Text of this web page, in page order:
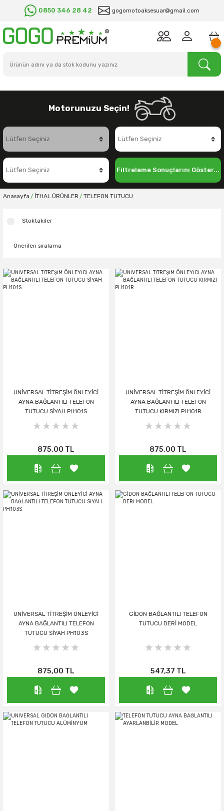
0850 346 28 42 gogomotoaksesuar@gmail.com
Motorunuzu Seçin!
Filtreleme Sonuçlarını Göster...
Anasayfa İTHAL ÜRÜNLER TELEFON TUTUCU
Stoktakiler
UNİVERSAL TİTREŞİM ÖNLEYİCİ
AYNA BAĞLANTILI TELEFON
TUTUCU SİYAH PH101S
875,00 TL
UNİVERSAL TİTREŞİM ÖNLEYİCİ
AYNA BAĞLANTILI TELEFON
TUTUCU KIRMIZI PH101R
875,00 TL
UNİVERSAL TİTREŞİM ÖNLEYİCİ
AYNA BAĞLANTILI TELEFON
TUTUCU SİYAH PH103S
875,00 TL
GİDON BAĞLANTILI TELEFON
TUTUCU DERİ MODEL
547,37 TL